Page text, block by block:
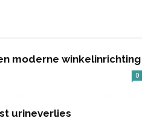
moderne winkelinrichting
0
urineverlies